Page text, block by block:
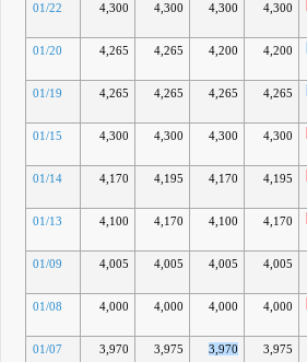
01/22 4,300 4,300 4,300 4,300
01/20 4,265 4,265 4,200 4,200
01/19 4,265 4,265 4,265 4,265
01/15 4,300 4,300 4,300 4,300
01/14 4,170 4,195 4,170 4,195
01/13 4,100 4,170 4,100 4,170
01/09 4,005 4,005 4,005 4,005
01/08 4,000 4,000 4,000 4,000
01/07 3,970 3,975 3,970 3,975